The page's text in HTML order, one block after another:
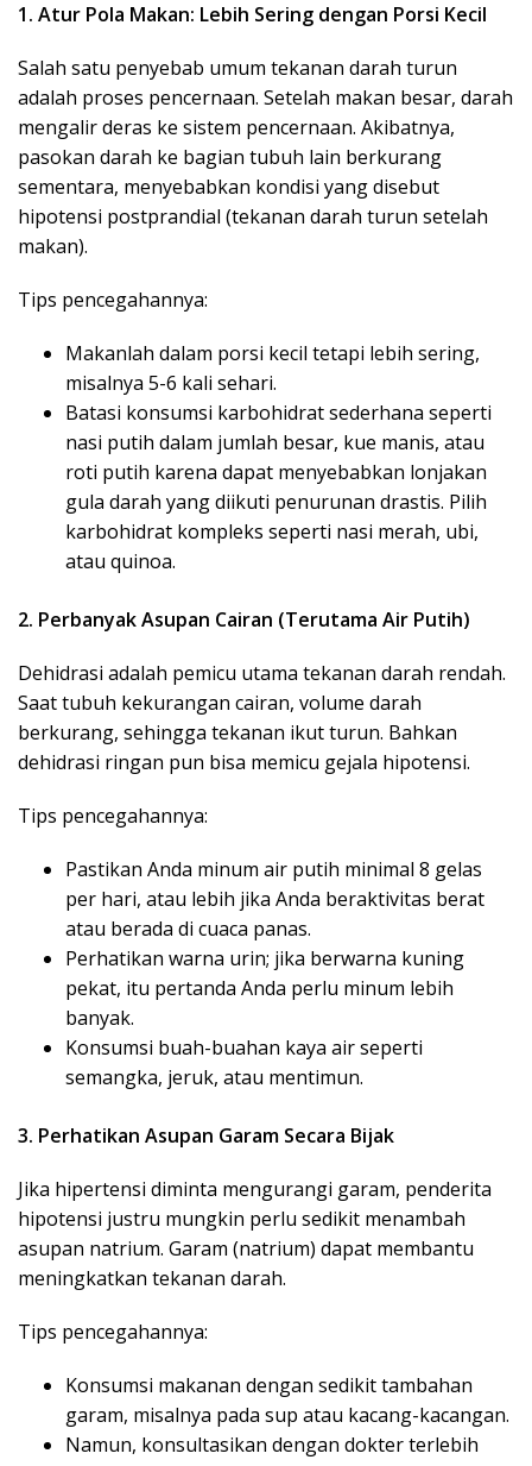
1. Atur Pola Makan: Lebih Sering dengan Porsi Kecil
Salah satu penyebab umum tekanan darah turun
adalah proses pencernaan. Setelah makan besar, darah
mengalir deras ke sistem pencernaan. Akibatnya,
pasokan darah ke bagian tubuh lain berkurang
sementara, menyebabkan kondisi yang disebut
hipotensi postprandial (tekanan darah turun setelah
makan).
Tips pencegahannya:
Makanlah dalam porsi kecil tetapi lebih sering,
misalnya 5-6 kali sehari.
Batasi konsumsi karbohidrat sederhana seperti
nasi putih dalam jumlah besar, kue manis, atau
roti putih karena dapat menyebabkan lonjakan
gula darah yang diikuti penurunan drastis. Pilih
karbohidrat kompleks seperti nasi merah, ubi,
atau quinoa.
2. Perbanyak Asupan Cairan (Terutama Air Putih)
Dehidrasi adalah pemicu utama tekanan darah rendah.
Saat tubuh kekurangan cairan, volume darah
berkurang, sehingga tekanan ikut turun. Bahkan
dehidrasi ringan pun bisa memicu gejala hipotensi.
Tips pencegahannya:
Pastikan Anda minum air putih minimal 8 gelas
per hari, atau lebih jika Anda beraktivitas berat
atau berada di cuaca panas.
Perhatikan warna urin; jika berwarna kuning
pekat, itu pertanda Anda perlu minum lebih
banyak.
Konsumsi buah-buahan kaya air seperti
semangka, jeruk, atau mentimun.
3. Perhatikan Asupan Garam Secara Bijak
Jika hipertensi diminta mengurangi garam, penderita
hipotensi justru mungkin perlu sedikit menambah
asupan natrium. Garam (natrium) dapat membantu
meningkatkan tekanan darah.
Tips pencegahannya:
Konsumsi makanan dengan sedikit tambahan
garam, misalnya pada sup atau kacang-kacangan.
Namun, konsultasikan dengan dokter terlebih